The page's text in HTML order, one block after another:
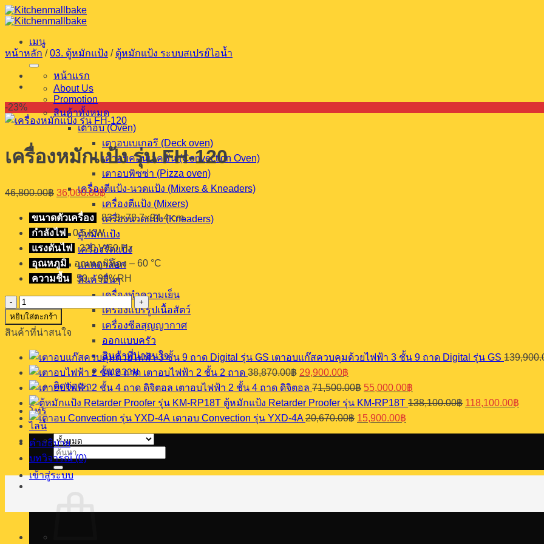
ข้าม
ไป
เนื้อหา
เมนู
หน้าแรก
About Us
Promotion
สินค้าทั้งหมด
เตาอบ (Oven)
เตาอบเบเกอรี (Deck oven)
เตาอบคอนเวคชั่น (Convection Oven)
เตาอบพิซซ่า (Pizza oven)
เครื่องตีแป้ง-นวดแป้ง (Mixers & Kneaders)
เครื่องตีแป้ง (Mixers)
เครื่องนวดแป้ง (Kneaders)
ตู้หมักแป้ง
เครื่องรีดแป้ง
แคตตาล็อก
สินค้าอื่นๆ
เครื่องทำความเย็น
เครื่องแปรรูปเนื้อสัตว์
เครื่องซีลสุญญากาศ
ออกแบบครัว
สินค้าที่น่าสนใจ
บทความ
ติดต่อเรา
โทร
ไลน์
ค้นหา:
เข้าสู่ระบบ
หน้าหลัก / 03. ตู้หมักแป้ง / ตู้หมักแป้ง ระบบสเปรย์ไอน้ำ
-23%
เครื่องหมักแป้ง รุ่น FH-120
46,800.00฿ Original
price
was:
46,800.00฿.
36,000.00฿Current
price
is:
36,000.00฿.
ขนาดตัวเครื่อง
83.8×78.7×94.4 cm.
กำลังไฟ
0.5 KW
แรงดันไฟ
220 V/60 Hz
อุณหภูมิ
อุณหภูมิห้อง – 60 °C
ความชื้น
50 ~ 99%RH
จำนวน
เครื่อง
หมัก
แป้ง
รุ่น
FH-
120
ชิ้น
หยิบใส่ตะกร้า
สินค้าที่น่าสนใจ
เตาอบแก๊สควบคุมด้วยไฟฟ้า 3 ชั้น 9 ถาด Digital รุ่น GS
เตาอบไฟฟ้า 2 ชั้น 2 ถาด 38,870.00฿ Original
price
was:
38,870.00฿.
29,900.00฿
price
is:
29,900.00฿.
เตาอบไฟฟ้า 2 ชั้น 4 ถาด ดิจิตอล 71,500.00฿ Original
price
was:
71,500.00฿.
55,000.00฿
price
is:
ตู้หมักแป้ง Retarder Proofer รุ่น KM-RP18T 138,100.00฿ Original
price
138,100.00฿.
118,100.00฿
price
เตาอบ Convection รุ่น YXD-4A 20,670.00฿ Original
price
was:
15,900.00฿
price
is:
คำอธิบาย
บทวิจารณ์ (0)